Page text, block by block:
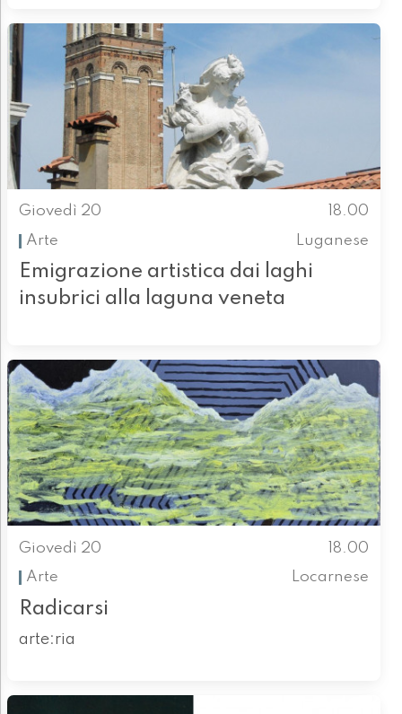
Giovedì 20
18.00
Arte
Luganese
Emigrazione artistica dai laghi
insubrici alla laguna veneta
Giovedì 20
18.00
Arte
Locarnese
Radicarsi
arte:ria